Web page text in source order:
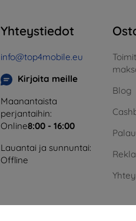
Yhteystiedot
info@top4mobile.eu
Kirjoita meille
Maanantaista
perjantaihin:
Online8:00 - 16:00
Lauantai ja sunnuntai:
Offline
Blog